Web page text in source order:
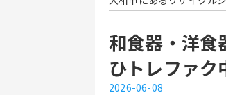
和食器・洋食
ひトレファク
2026-06-08